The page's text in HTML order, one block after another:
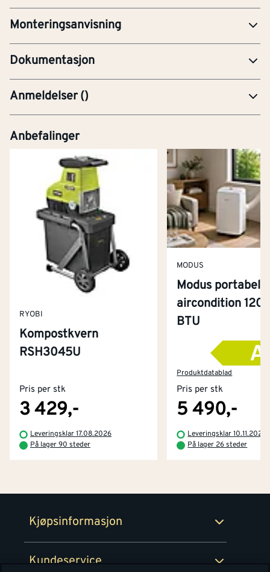
Monteringsanvisning
Dokumentasjon
YTE-Ytelseserklæring (CE-merking)
Anmeldelser()
Anbefalinger
RYOBI
Kompostkvern
RSH3045U
Pris per stk
3 429,-
Leveringsklar 17.08.2026
På lager 90 steder
MODUS
Modus portabel
aircondition
BTU
Produktdatablad
Pris per stk
5 490,-
Leveringsklar 10.11.2026
På lager 26 steder
Kjøpsinformasjon
Kjøpsbetingelser
Retur- og angrerettsskjema
Kundeservice
Tjenester
Montér Klubb
Byggevarehus og åpningstider
Prismatch
Personvern